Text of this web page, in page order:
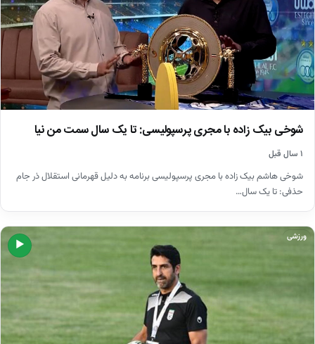
شوخی بیک زاده با مجری پرسپولیسی: تا یک سال سمت من نیا
۱ سال قبل
شوخی هاشم بیک زاده با مجری پرسپولیسی برنامه به دلیل قهرمانی استقلال ذر جام
حذفی: تا یک سال…
▶
ورزشی